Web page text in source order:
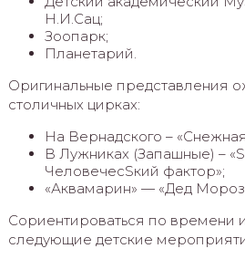
Н.И.Сац;
Зоопарк;
Планетарий.
Оригинальные представления
столичных цирках:
На Вернадского –
В Лужниках (Запашные) –
ЧеловечесSкий фактор»;
«Аквамарин» — «Дед
Сориентироваться по времени
следующие детские